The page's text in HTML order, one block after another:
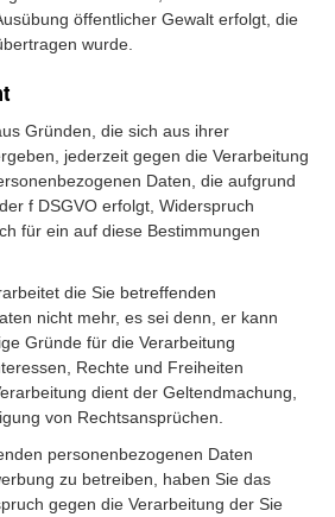
öffentlicher Gewalt erfolgt, die
wurde.
Gründen, die sich aus ihrer
jederzeit gegen die Verarbeitung
Daten, die aufgrund
f DSGVO erfolgt, Widerspruch
für ein auf diese Bestimmungen
die Sie betreffenden
nicht mehr, es sei denn, er kann
Gründe für die Verarbeitung
Rechte und Freiheiten
dient der Geltendmachung,
von Rechtsansprüchen.
personenbezogenen Daten
zu betreiben, haben Sie das
gegen die Verarbeitung der Sie